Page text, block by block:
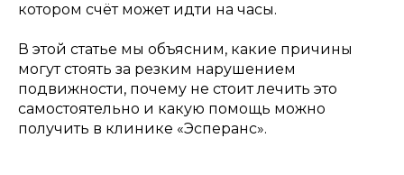
котором счёт может идти на часы.
В этой статье мы объясним, какие причины
могут стоять за резким нарушением
подвижности, почему не стоит лечить это
самостоятельно и какую помощь можно
получить в клинике «Эсперанс».